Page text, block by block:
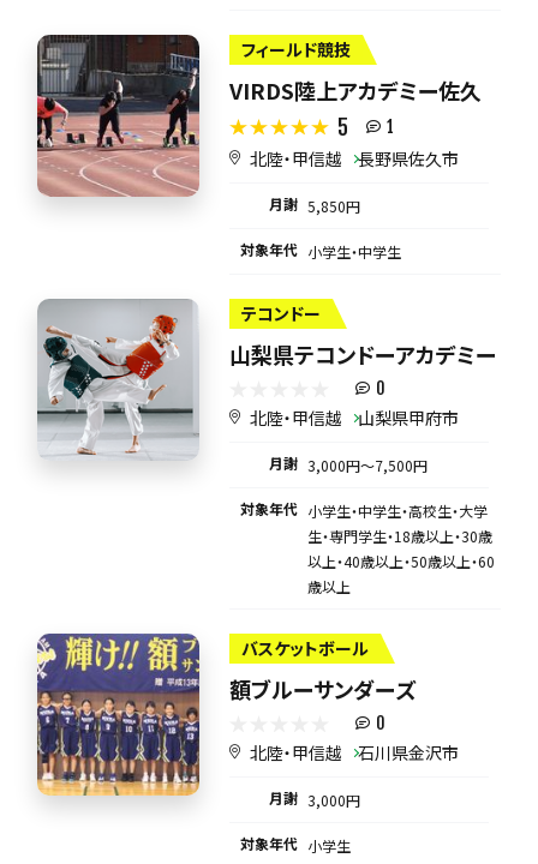
フィールド競技
VIRDS陸上アカデミー佐久
5 1
北陸・甲信越 長野県佐久市
月謝 5,850円
対象年代 小学生・中学生
テコンドー
山梨県テコンドーアカデミー
0
北陸・甲信越 山梨県甲府市
月謝 3,000円〜7,500円
対象年代 小学生・中学生・高校生・大学
生・専門学生・18歳以上・30歳
以上・40歳以上・50歳以上・60
歳以上
バスケットボール
額ブルーサンダーズ
0
北陸・甲信越 石川県金沢市
月謝 3,000円
対象年代 小学生